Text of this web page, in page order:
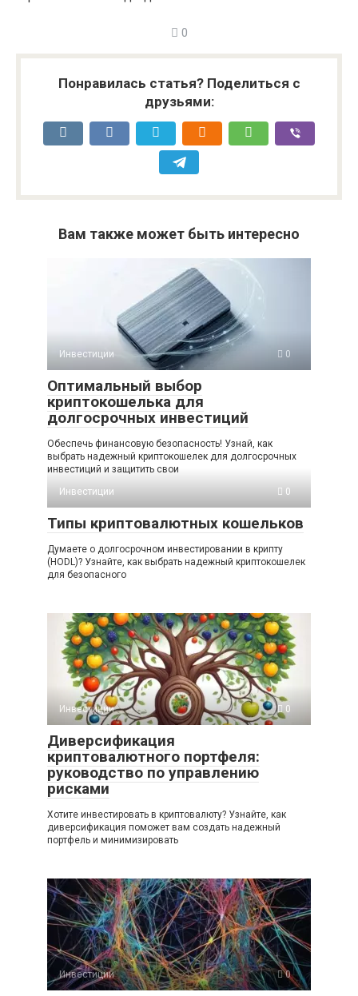
0
Понравилась статья? Поделиться с
друзьями:
Вам также может быть интересно
Инвестиции 0
Оптимальный выбор
криптокошелька для
долгосрочных инвестиций
Обеспечь финансовую безопасность! Узнай, как
выбрать надежный криптокошелек для долгосрочных
инвестиций и защитить свои
Инвестиции
0
Типы криптовалютных кошельков
Думаете о долгосрочном инвестировании в крипту
(HODL)? Узнайте, как выбрать надежный криптокошелек
для безопасного
Инвестиции 0
Диверсификация
криптовалютного портфеля:
руководство по управлению
рисками
Хотите инвестировать в криптовалюту? Узнайте, как
диверсификация поможет вам создать надежный
портфель и минимизировать
Инвестиции 0